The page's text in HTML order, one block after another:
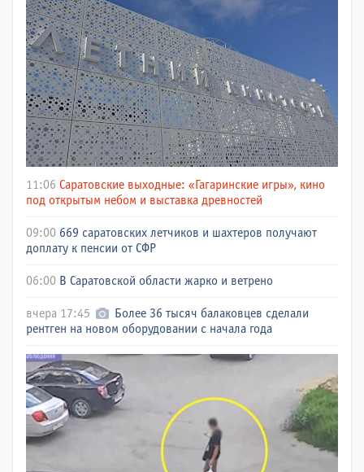
11:06 Саратовские выходные: «Гагаринские игры», кино
под открытым небом и выставка древностей
09:00 669 саратовских летчиков и шахтеров получают
доплату к пенсии от СФР
06:00 В Саратовской области жарко и ветрено
вчера 17:45
Более 36 тысяч балаковцев сделали
рентген на новом оборудовании с начала года